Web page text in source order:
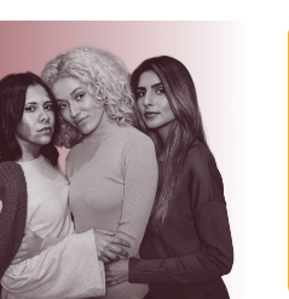
kualitas pertalite.
pencampuran
bensin yang lebih alkohol-
Pertamina melalui […]